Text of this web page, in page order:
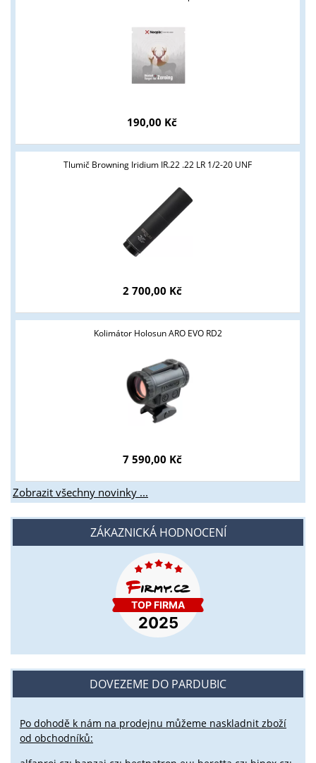
190,00 Kč
Tlumič Browning Iridium IR.22 .22 LR 1/2-20 UNF
2 700,00 Kč
Kolimátor Holosun ARO EVO RD2
7 590,00 Kč
Zobrazit všechny novinky ...
ZÁKAZNICKÁ HODNOCENÍ
DOVEZEME DO PARDUBIC
Po dohodě k nám na prodejnu můžeme naskladnit zboží
od obchodníků: